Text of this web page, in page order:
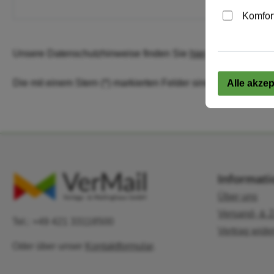
Unsere Datenschutzhinweise finden Sie hier
Die mit einem Stern (*) markierten Felder sind Pflichtfelder.
Kontaktformular
Über uns
Versand- &
Vertrag
Alle